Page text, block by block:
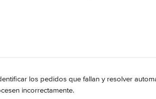
los pedidos que fallan y resolver
incorrectamente.